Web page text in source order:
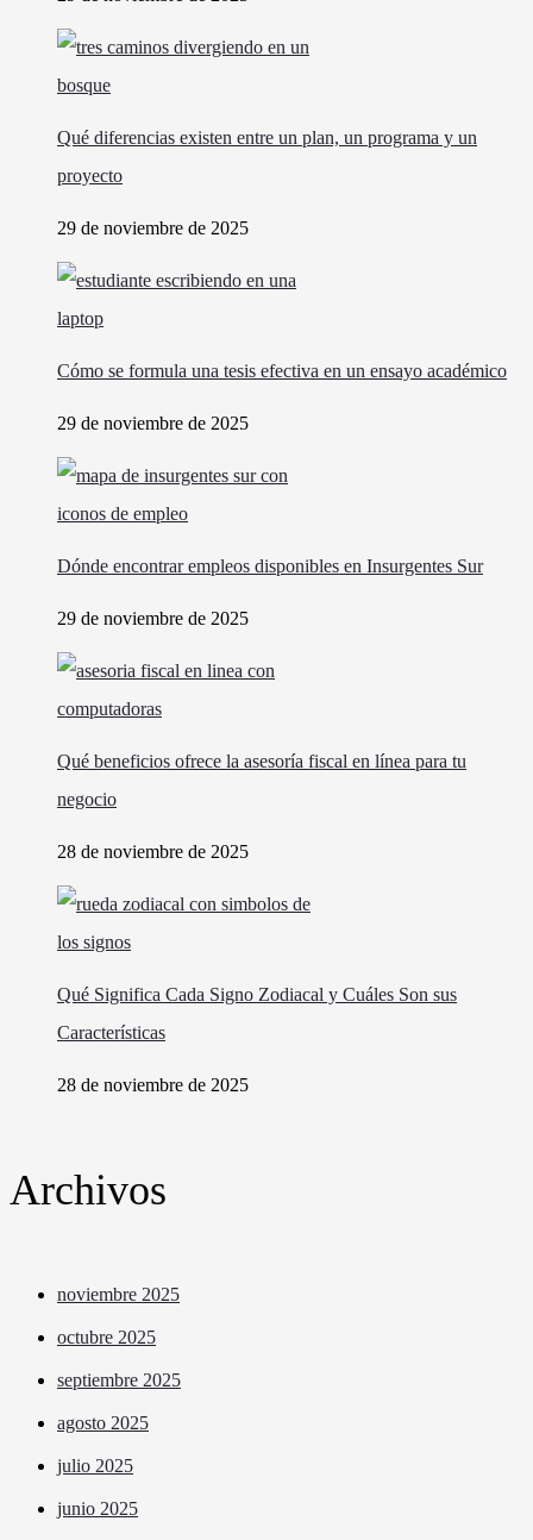
Qué diferencias existen entre un plan, un programa y un
proyecto
29 de noviembre de 2025
Cómo se formula una tesis efectiva en un ensayo académico
29 de noviembre de 2025
Dónde encontrar empleos disponibles en Insurgentes Sur
29 de noviembre de 2025
Qué beneficios ofrece la asesoría fiscal en línea para tu
negocio
28 de noviembre de 2025
Qué Significa Cada Signo Zodiacal y Cuáles Son sus
Características
28 de noviembre de 2025
Archivos
noviembre 2025
octubre 2025
septiembre 2025
agosto 2025
julio 2025
junio 2025